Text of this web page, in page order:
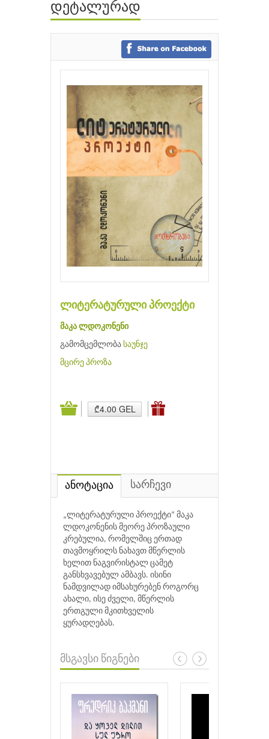
ავტორები
გამომცემლობები
დეტალურად
ლიტერატურული პროექტი
მაკა ლდოკონენი
გამომცემლობა საუნჯე
მცირე პროზა
₾4.00 GEL
ანოტაცია სარჩევი
„ლიტერატურული პროექტი“ მაკა
ლდოკონენის მეორე პროზაული
კრებულია, რომელშიც ერთად
თავმოყრილს ნახავთ მწერლის
ხელით ნაგვირისტალ ცამეტ
განსხვავებულ ამბავს. ისინი
ნამდვილად იმსახურებენ როგორც
ახალი, ისე ძველი, მწერლის
ერთგული მკითხველის
ყურადღებას.
მსგავსი წიგნები